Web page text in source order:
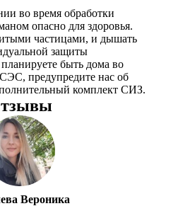
во время обработки
опасно для здоровья.
частицами, и дышать
защиты
быть дома во
предупредите нас об
комплект СИЗ.
Вероника